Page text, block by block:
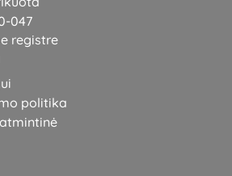
047
registre
politika